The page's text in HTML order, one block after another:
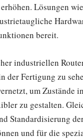
Lösungen
bereit.
industriellen
der Fertigung zu
um Zustände
zu gestalten.
Standardisierung
und für die